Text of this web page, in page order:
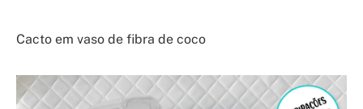
Cacto em vaso de fibra de coco